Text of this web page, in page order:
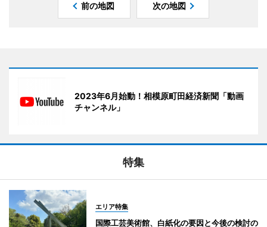
前の地図 次の地図
2023年6月始動！相模原町田経済新聞「動画
チャンネル」
特集
エリア特集
国際工芸美術館、白紙化の要因と今後の検討の